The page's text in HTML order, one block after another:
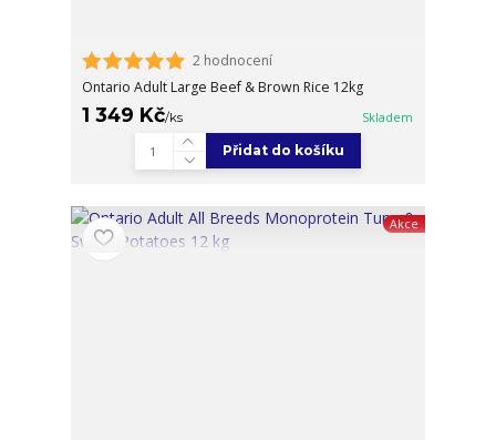
2 hodnocení
Ontario Adult Large Beef & Brown Rice 12kg
1 349 Kč/ks Skladem
Přidat do košíku
Akce